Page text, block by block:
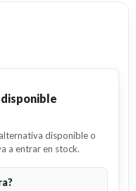
disponible o
a entrar en stock.